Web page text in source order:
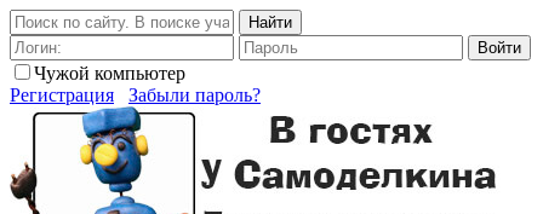
Найти
Войти
Чужой компьютер
Регистрация
Забыли пароль?